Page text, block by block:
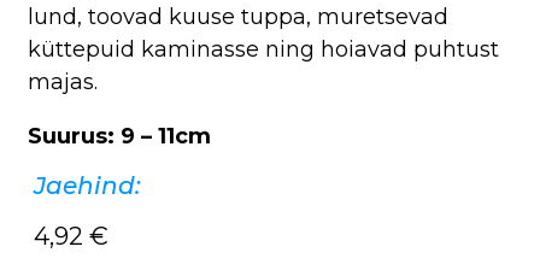
lund, toovad kuuse tuppa, muretsevad
küttepuid kaminasse ning hoiavad puhtust
majas.
Suurus: 9 – 11cm
Jaehind:
4,92 €